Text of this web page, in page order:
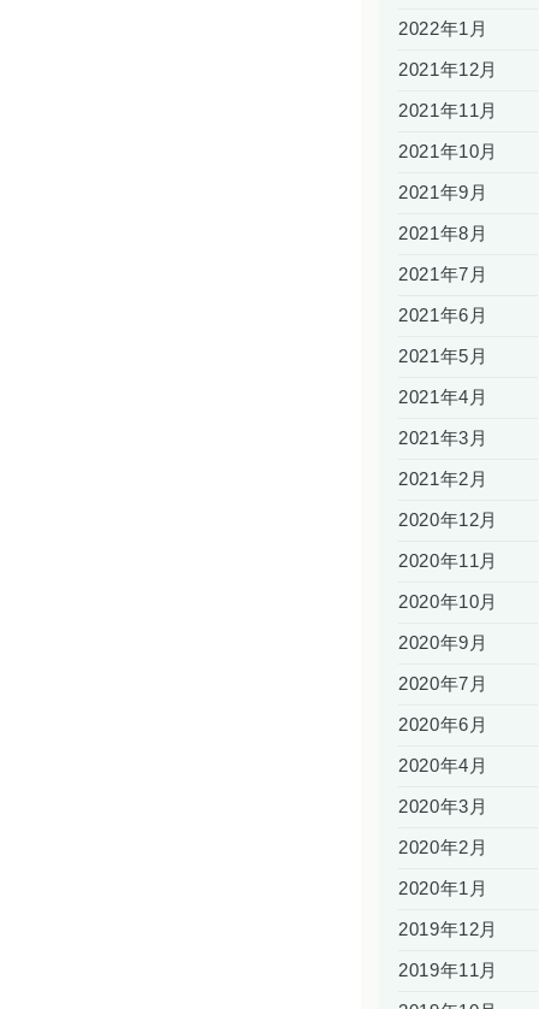
2022年1月
2021年12月
2021年11月
2021年10月
2021年9月
2021年8月
2021年7月
2021年6月
2021年5月
2021年4月
2021年3月
2021年2月
2020年12月
2020年11月
2020年10月
2020年9月
2020年7月
2020年6月
2020年4月
2020年3月
2020年2月
2020年1月
2019年12月
2019年11月